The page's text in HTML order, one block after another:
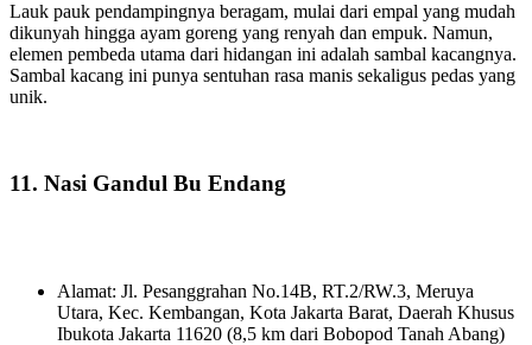
Lauk pauk pendampingnya beragam, mulai dari empal yang mudah
dikunyah hingga ayam goreng yang renyah dan empuk. Namun,
elemen pembeda utama dari hidangan ini adalah sambal kacangnya.
Sambal kacang ini punya sentuhan rasa manis sekaligus pedas yang
unik.
11. Nasi Gandul Bu Endang
Alamat: Jl. Pesanggrahan No.14B, RT.2/RW.3, Meruya
Utara, Kec. Kembangan, Kota Jakarta Barat, Daerah Khusus
Ibukota Jakarta 11620 (8,5 km dari Bobopod Tanah Abang)